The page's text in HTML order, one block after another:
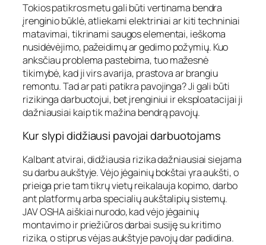
Tokios patikros metu gali būti vertinama bendra
įrenginio būklė, atliekami elektriniai ar kiti techniniai
matavimai, tikrinami saugos elementai, ieškoma
nusidėvėjimo, pažeidimų ar gedimo požymių. Kuo
anksčiau problema pastebima, tuo mažesnė
tikimybė, kad ji virs avarija, prastova ar brangiu
remontu. Tad ar pati patikra pavojinga? Ji gali būti
rizikinga darbuotojui, bet įrenginiui ir eksploatacijai ji
dažniausiai kaip tik mažina bendrą pavojų.
Kur slypi didžiausi pavojai darbuotojams
Kalbant atvirai, didžiausia rizika dažniausiai siejama
su darbu aukštyje. Vėjo jėgainių bokštai yra aukšti, o
prieiga prie tam tikrų vietų reikalauja kopimo, darbo
ant platformų arba specialių aukštalipių sistemų.
JAV OSHA aiškiai nurodo, kad vėjo jėgainių
montavimo ir priežiūros darbai susiję su kritimo
rizika, o stiprus vėjas aukštyje pavojų dar padidina.